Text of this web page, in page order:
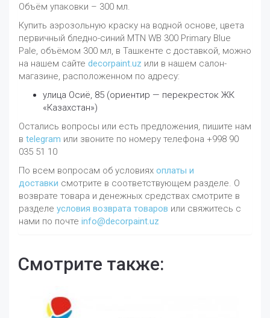
Объём упаковки – 300 мл.
Купить аэрозольную краску на водной основе, цвета
первичный бледно-синий MTN WB 300 Primary Blue
Pale, объёмом 300 мл, в Ташкенте с доставкой, можно
на нашем сайте decorpaint.uz или в нашем салон-
магазине, расположенном по адресу:
улица Осиё, 85 (ориентир — перекресток ЖК
«Казахстан»)
Остались вопросы или есть предложения, пишите нам
в telegram или звоните по номеру телефона +998 90
035 51 10
По всем вопросам об условиях оплаты и
доставки смотрите в соответствующем разделе. О
возврате товара и денежных средствах смотрите в
разделе условия возврата товаров или свяжитесь с
нами по почте info@decorpaint.uz
Смотрите также: